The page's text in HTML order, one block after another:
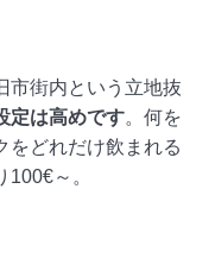
市街内という立地抜
定は高めです。何を
をどれだけ飲まれる
～。